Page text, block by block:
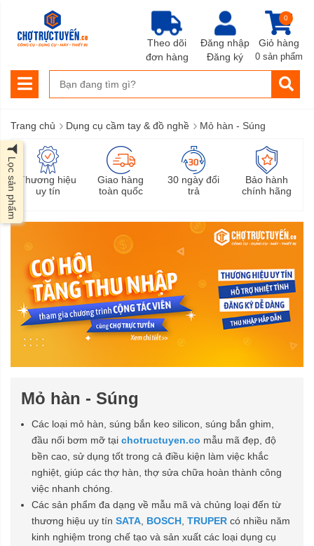
Đăng nhập
Đăng ký
Giỏ hàng
0
0 sản phẩm
Theo dõi
đơn hàng
Trang chủ › Dụng cụ cầm tay & đồ nghề › Mỏ hàn - Súng
Thương hiệu
uy tín
Giao hàng
toàn quốc
30 ngày đổi
trả
Bảo hành
chính hãng
Mỏ hàn - Súng
Các loại mỏ hàn, súng bắn keo silicon, súng bắn ghim,
đầu nối bơm mỡ tại chotructuyen.co mẫu mã đẹp, độ
bền cao, sử dụng tốt trong cả điều kiện làm việc khắc
nghiệt, giúp các thợ hàn, thợ sửa chữa hoàn thành công
việc nhanh chóng.
Các sản phẩm đa dạng về mẫu mã và chủng loại đến từ
thương hiệu uy tín SATA BOSCH TRUPER có nhiều năm
kinh nghiệm trong chế tạo và sản xuất các loại dụng cụ
Lọc sản phẩm